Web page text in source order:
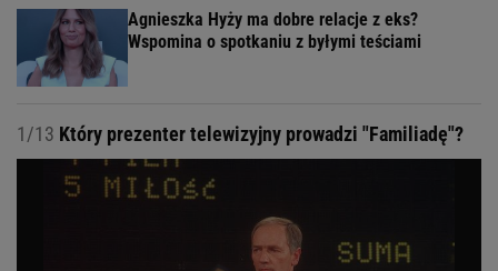
Agnieszka Hyży ma dobre relacje z eks?
Wspomina o spotkaniu z byłymi teściami
1/13 Który prezenter telewizyjny prowadzi "Familiadę"?